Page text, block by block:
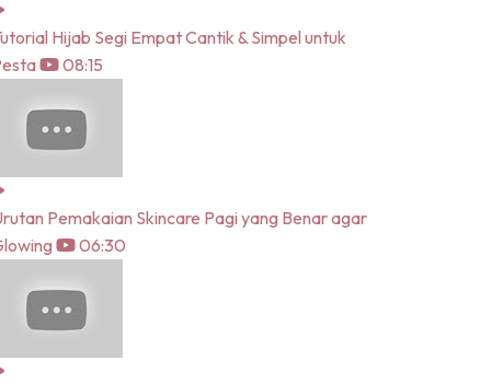
Hijab Segi Empat Cantik & Simpel untuk
08:15
Pemakaian Skincare Pagi yang Benar agar
06:30